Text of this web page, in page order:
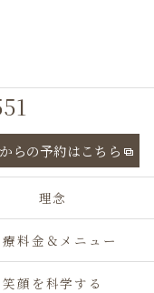
らの予約はこちら
理念
料金＆メニュー
笑顔を科学する